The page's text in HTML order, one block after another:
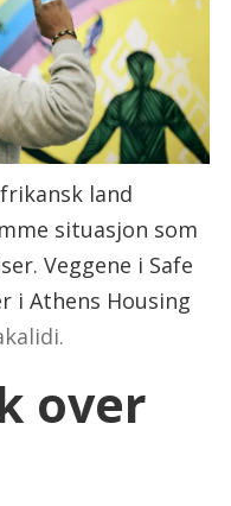
land
situasjon som
Veggene i Safe
i Athens Housing
over